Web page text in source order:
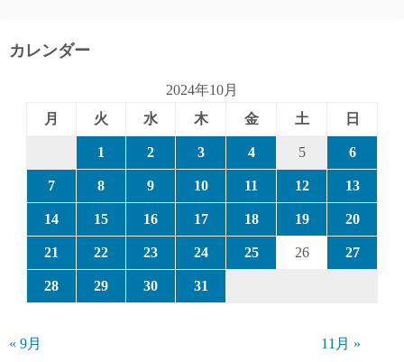
カレンダー
2024年10月
月
火 水 木 金 土 日
1 2 3 4 5 6
7 8 9 10 11 12 13
14 15 16 17 18 19 20
21 22 23 24 25 26 27
28 29 30 31
« 9月 11月 »